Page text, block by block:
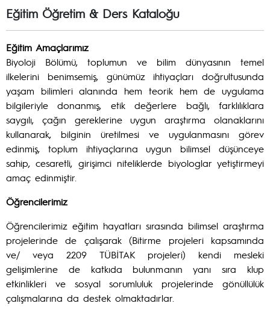
Eğitim Öğretim & Ders Kataloğu
Eğitim Amaçlarımız
Biyoloji Bölümü, toplumun ve bilim dünyasının temel
ilkelerini benimsemiş, günümüz ihtiyaçları doğrultusunda
yaşam bilimleri alanında hem teorik hem de uygulama
bilgileriyle donanmış, etik değerlere bağlı, farklılıklara
saygılı, çağın gereklerine uygun araştırma olanaklarını
kullanarak, bilginin üretilmesi ve uygulanmasını görev
edinmiş, toplum ihtiyaçlarına uygun bilimsel düşünceye
sahip, cesaretli, girişimci niteliklerde biyologlar yetiştirmeyi
amaç edinmiştir.
Öğrencilerimiz
Öğrencilerimiz eğitim hayatları sırasında bilimsel araştırma
projelerinde de çalışarak (Bitirme projeleri kapsamında
ve/ veya 2209 TÜBİTAK projeleri) kendi mesleki
gelişimlerine de katkıda bulunmanın yanı sıra klup
etkinlikleri ve sosyal sorumluluk projelerinde gönüllülük
çalışmalarına da destek olmaktadırlar.